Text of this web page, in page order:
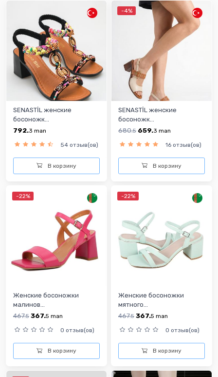
SENASTİL женские
босоножк...
792.3 man
54 отзыв(ов)
В корзину
-4%
SENASTİL женские
босоножк...
680.5 659.3 man
16 отзыв(ов)
В корзину
-22%
Женские босоножки
малинов...
467.5 367.5 man
0 отзыв(ов)
В корзину
-22%
Женские босоножки
мятного...
467.5 367.5 man
0 отзыв(ов)
В корзину